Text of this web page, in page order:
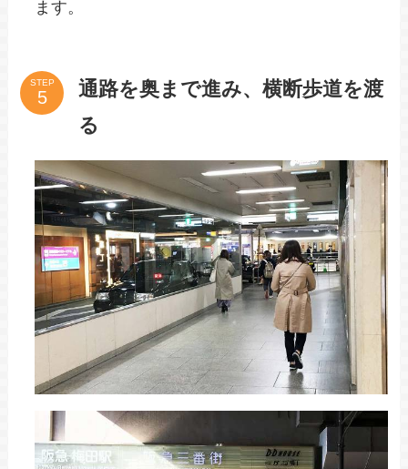
ます。
STEP
通路を奥まで進み、横断歩道を渡
る